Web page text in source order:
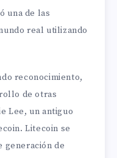
una de las
real utilizando
reconocimiento,
de otras
Lee, un antiguo
Litecoin se
generación de